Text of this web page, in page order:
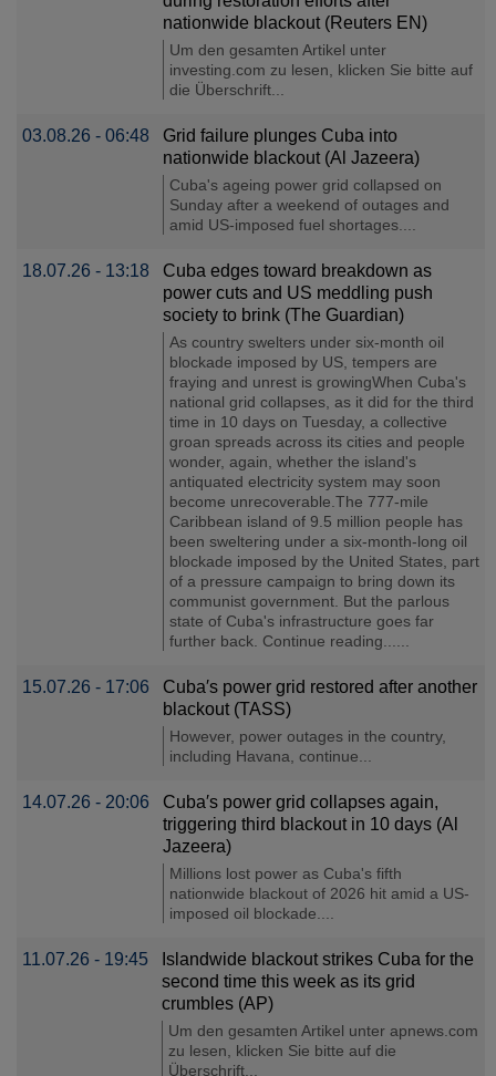
nationwide blackout (Reuters EN)
Um den gesamten Artikel unter
investing.com zu lesen, klicken Sie bitte auf
die Überschrift...
03.08.26 - 06:48
Grid failure plunges Cuba into
nationwide blackout (Al Jazeera)
Cuba's ageing power grid collapsed on
Sunday after a weekend of outages and
amid US-imposed fuel shortages....
18.07.26 - 13:18
Cuba edges toward breakdown as
power cuts and US meddling push
society to brink (The Guardian)
As country swelters under six-month oil
blockade imposed by US, tempers are
fraying and unrest is growingWhen Cuba's
national grid collapses, as it did for the third
time in 10 days on Tuesday, a collective
groan spreads across its cities and people
wonder, again, whether the island's
antiquated electricity system may soon
become unrecoverable.The 777-mile
Caribbean island of 9.5 million people has
been sweltering under a six-month-long oil
blockade imposed by the United States, part
of a pressure campaign to bring down its
communist government. But the parlous
state of Cuba's infrastructure goes far
further back. Continue reading......
15.07.26 - 17:06
Cuba′s power grid restored after another
blackout (TASS)
However, power outages in the country,
including Havana, continue...
14.07.26 - 20:06
Cuba′s power grid collapses again,
triggering third blackout in 10 days (Al
Jazeera)
Millions lost power as Cuba's fifth
nationwide blackout of 2026 hit amid a US-
imposed oil blockade....
11.07.26 - 19:45
Islandwide blackout strikes Cuba for the
second time this week as its grid
crumbles (AP)
Um den gesamten Artikel unter apnews.com
zu lesen, klicken Sie bitte auf die
Überschrift...